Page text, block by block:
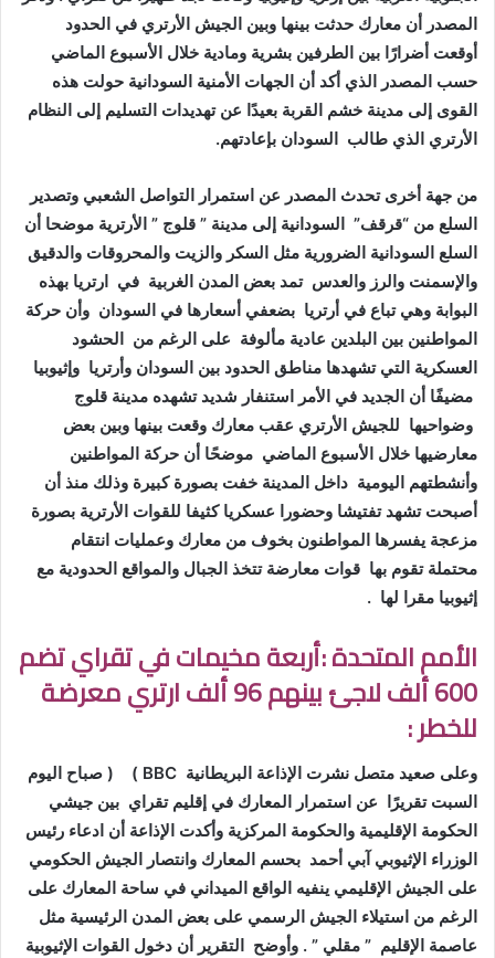
المصدر أن معارك حدثت بينها وبين الجيش الأرتري في الحدود
أوقعت أضرارًا بين الطرفين بشرية ومادية خلال الأسبوع الماضي
حسب المصدر الذي أكد أن الجهات الأمنية السودانية حولت هذه
القوى إلى مدينة خشم القربة بعيدًا عن تهديدات التسليم إلى النظام
الأرتري الذي طالب السودان بإعادتهم.
من جهة أخرى تحدث المصدر عن استمرار التواصل الشعبي وتصدير
السلع من “قرقف” السودانية إلى مدينة ” قلوج ” الأرترية موضحا أن
السلع السودانية الضرورية مثل السكر والزيت والمحروقات والدقيق
والإسمنت والرز والعدس تمد بعض المدن الغربية في ارتريا بهذه
البوابة وهي تباع في أرتريا بضعفي أسعارها في السودان وأن حركة
المواطنين بين البلدين عادية مألوفة على الرغم من الحشود
العسكرية التي تشهدها مناطق الحدود بين السودان وأرتريا وإثيوبيا
مضيفًا أن الجديد في الأمر استنفار شديد تشهده مدينة قلوج
وضواحيها للجيش الأرتري عقب معارك وقعت بينها وبين بعض
معارضيها خلال الأسبوع الماضي موضحًا أن حركة المواطنين
وأنشطتهم اليومية داخل المدينة خفت بصورة كبيرة وذلك منذ أن
أصبحت تشهد تفتيشا وحضورا عسكريا كثيفا للقوات الأرترية بصورة
مزعجة يفسرها المواطنون بخوف من معارك وعمليات انتقام
محتملة تقوم بها قوات معارضة تتخذ الجبال والمواقع الحدودية مع
إثيوبيا مقرا لها .
الأمم المتحدة :أربعة مخيمات في تقراي تضم
600 ألف لاجئ بينهم 96 ألف ارتري معرضة
للخطر :
وعلى صعيد متصل نشرت الإذاعة البريطانية BBC )
( صباح اليوم
السبت تقريرًا عن استمرار المعارك في إقليم تقراي بين جيشي
الحكومة الإقليمية والحكومة المركزية وأكدت الإذاعة أن ادعاء رئيس
الوزراء الإثيوبي آبي أحمد بحسم المعارك وانتصار الجيش الحكومي
على الجيش الإقليمي ينفيه الواقع الميداني في ساحة المعارك على
الرغم من استيلاء الجيش الرسمي على بعض المدن الرئيسية مثل
عاصمة الإقليم ” مقلي ” . وأوضح التقرير أن دخول القوات الإثيوبية